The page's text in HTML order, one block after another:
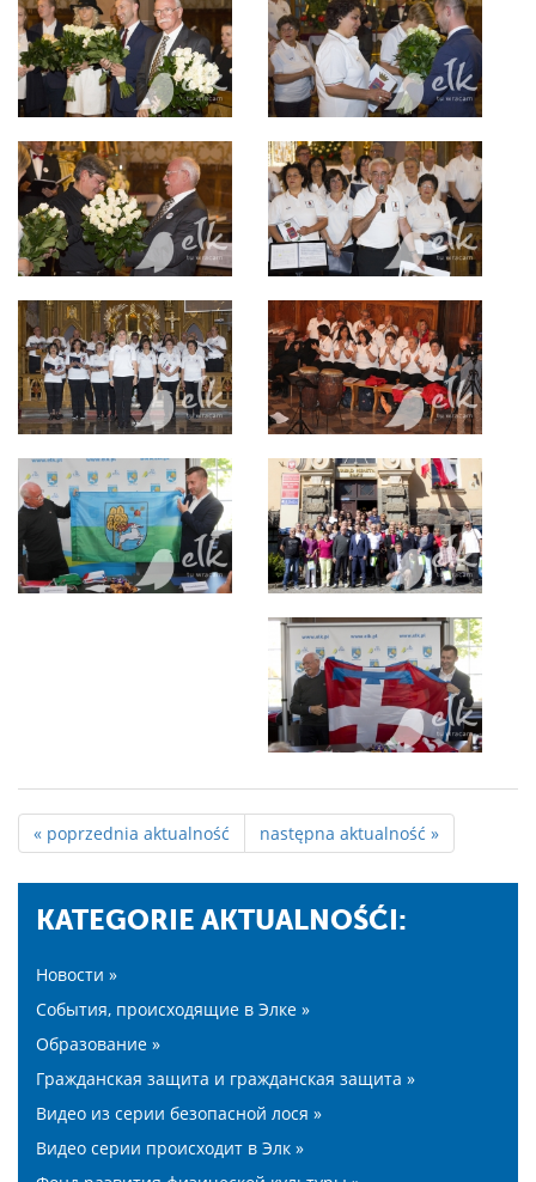
« poprzednia aktualność następna aktualność »
KATEGORIE AKTUALNOŚĆI:
Новости »
События, происходящие в Элке »
Образование »
Гражданская защита и гражданская защита »
Видео из серии безопасной лося »
Видео серии происходит в Элк »